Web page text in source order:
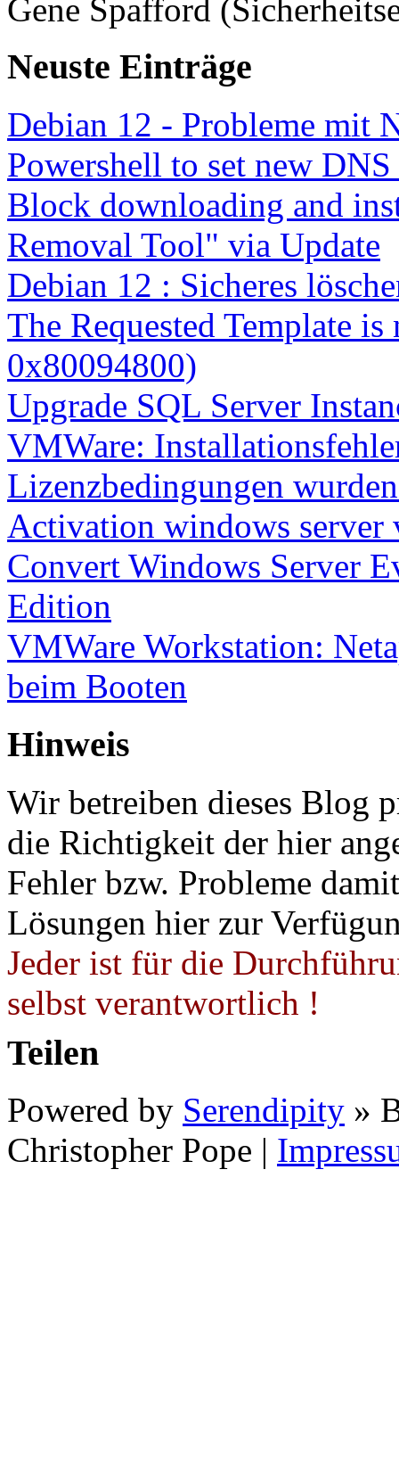
Gene Spafford
Neuste Einträge
Debian 12 - Probleme mit
Powershell to set new
Block downloading and
Removal Tool" via Update
Debian 12 : Sicheres
The Requested Template
0x80094800)
Upgrade SQL Server
VMWare:
Lizenzbedingungen
Activation windows server
Convert Windows Server
Edition
VMWare Workstation:
beim Booten
Hinweis
Wir betreiben dieses Blog
die Richtigkeit der hier
Fehler bzw. Probleme
Lösungen hier zur
Jeder ist für die
selbst verantwortlich !
Teilen
Powered by Serendipity »
Christopher Pope |